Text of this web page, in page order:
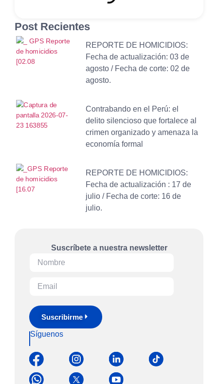
Post Recientes
REPORTE DE HOMICIDIOS:
Fecha de actualización: 03 de
agosto / Fecha de corte: 02 de
agosto.
Contrabando en el Perú: el
delito silencioso que fortalece al
crimen organizado y amenaza la
economía formal
REPORTE DE HOMICIDIOS:
Fecha de actualización : 17 de
julio / Fecha de corte: 16 de
julio.
Suscríbete a nuestra newsletter
Suscribirme
Síguenos